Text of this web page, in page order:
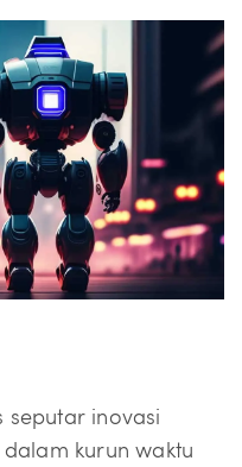
seputar inovasi
kurun waktu